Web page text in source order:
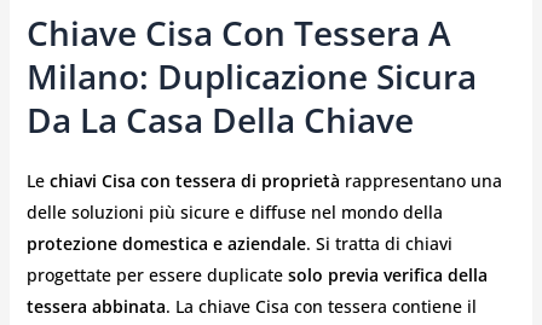
Chiave Cisa Con Tessera A
Milano: Duplicazione Sicura
Da La Casa Della Chiave
Le chiavi Cisa con tessera di proprietà rappresentano una
delle soluzioni più sicure e diffuse nel mondo della
protezione domestica e aziendale. Si tratta di chiavi
progettate per essere duplicate solo previa verifica della
tessera abbinata. La chiave Cisa con tessera contiene il